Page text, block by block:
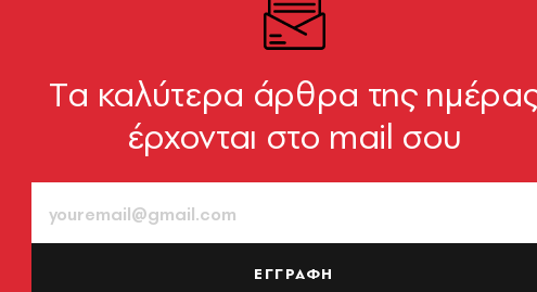
τα Γλυπτά του Παρθενώνα και το ζήτημα Μπελέρη
Tα καλύτερα άρθρα της
έρχονται στο mail σου
ΕΓΓΡΑΦΗ